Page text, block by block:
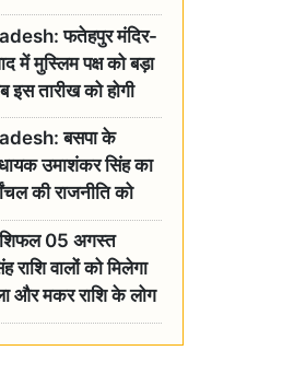
दैनिक भाग्यफल
फतेहपुर मंदिर-
में मुस्लिम पक्ष को बड़ा
तारीख को होगी
बसपा के
उमाशंकर सिंह का
की राजनीति को
योगी ने जताया दुःख
05 अगस्त
वालों को मिलेगा
और मकर राशि के लोग